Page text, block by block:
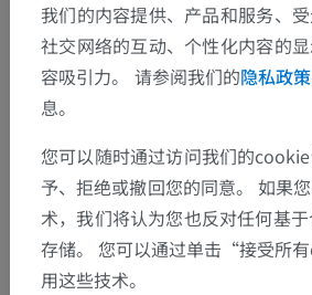
解剖层次
人体解剖学2
我们的内容提供、产品和服务、
社交网络的互动、个性化内容的
容吸引力。 请参阅我们的隐私政策
息。
您可以随时通过访问我们的
予、拒绝或撤回您的同意。 如果
术，我们将认为您也反对任何基
存储。 您可以通过单击“接受所
用这些技术。